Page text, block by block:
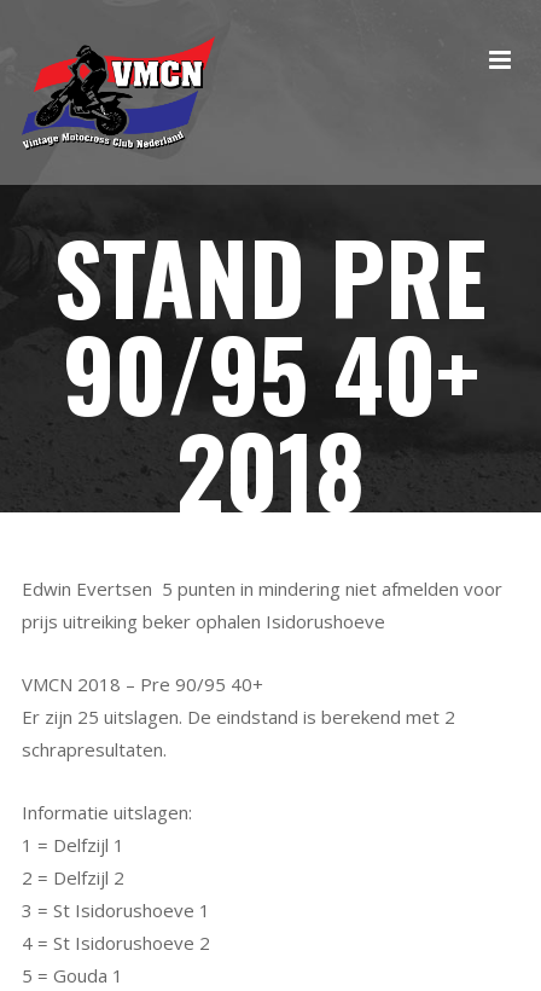
STAND PRE
90/95 40+
2018
Edwin Evertsen 5 punten in mindering niet afmelden voor
prijs uitreiking beker ophalen Isidorushoeve
VMCN 2018 – Pre 90/95 40+
Er zijn 25 uitslagen. De eindstand is berekend met 2
schrapresultaten.
Informatie uitslagen:
1 = Delfzijl 1
2 = Delfzijl 2
3 = St Isidorushoeve 1
4 = St Isidorushoeve 2
5 = Gouda 1